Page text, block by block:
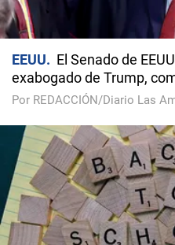
EEUU
El Senado de
exabogado de Trump,
Por REDACCIÓN/Diario Las